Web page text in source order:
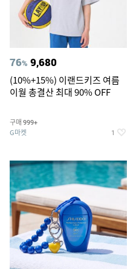
76% 9,680
(10%+15%) 이랜드키즈 여름
이월 총결산 최대 90% OFF
구매 999+
G마켓 1